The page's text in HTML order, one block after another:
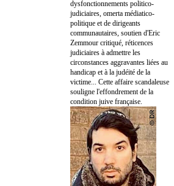
dysfonctionnements politico-
judiciaires, omerta médiatico-
politique et de dirigeants
communautaires, soutien d'Eric
Zemmour critiqué, réticences
judiciaires à admettre les
circonstances aggravantes liées au
handicap et à la judéité de la
victime... Cette affaire scandaleuse
souligne l'effondrement de la
condition juive française.